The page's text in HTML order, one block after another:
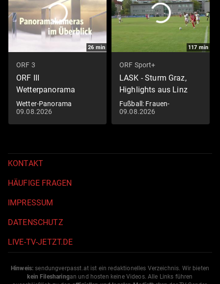
26 min
ORF 3
ORF III
Wetterpanorama
Wetter-Panorama
09.08.2026
117 min
ORF Sport+
LASK - Sturm Graz,
Highlights aus Linz
Fußball: Frauen-
Bundesliga
09.08.2026
KONTAKT
HÄUFIGE FRAGEN
IMPRESSUM
DATENSCHUTZ
LIVE-TV-JETZT.DE
Hinweis: sendungverpasst.at ist ein redaktionelles Verzeichnis. Wir bieten
kein Filesharingan und hosten keine Videos. Alle Links führen